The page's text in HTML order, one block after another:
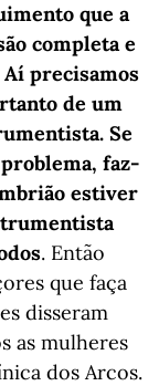
que a
completa e
precisamos
de um
Se
faz-
estiver
. Então
que faça
disseram
as mulheres
dos Arcos.